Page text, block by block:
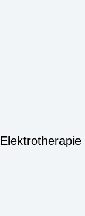
Elektrotherapie